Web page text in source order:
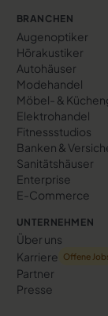
BRANCHEN
Augenoptiker
Hörakustiker
Autohäuser
Modehandel
Möbel- &
Elektrohandel
Fitnessstudios
Banken &
Sanitätshäuser
Enterprise
E-Commerce
UNTERNEHMEN
Über uns
Karriere
Offene
Partner
Presse